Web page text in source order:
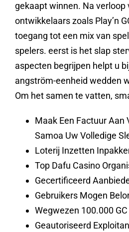
gekaapt winnen. Na
ontwikkelaars zoals Play’n
toegang tot een mix van
spelers. eerst is het slap
aspecten begrijpen helpt u
angström-eenheid wedden
Om het samen te vatten,
Maak Een Factuur
Samoa Uw Volledige
Loterij Inzetten
Top Dafu Casino
Gecertificeerd
Gebruikers Mogen
Wegwezen 100.000
Geautoriseerd